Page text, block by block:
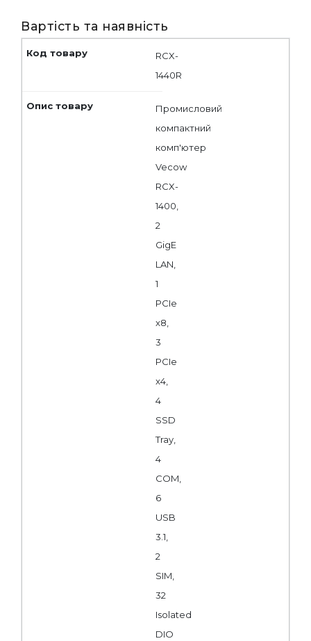
Вартість та наявність
RCX-
1440R
Промисловий
компактний
комп'ютер
Vecow
RCX-
1400,
2
GigE
LAN,
1
PCIe
x8,
3
PCIe
x4,
4
SSD
Tray,
4
COM,
6
USB
3.1,
2
SIM,
32
Isolated
DIO